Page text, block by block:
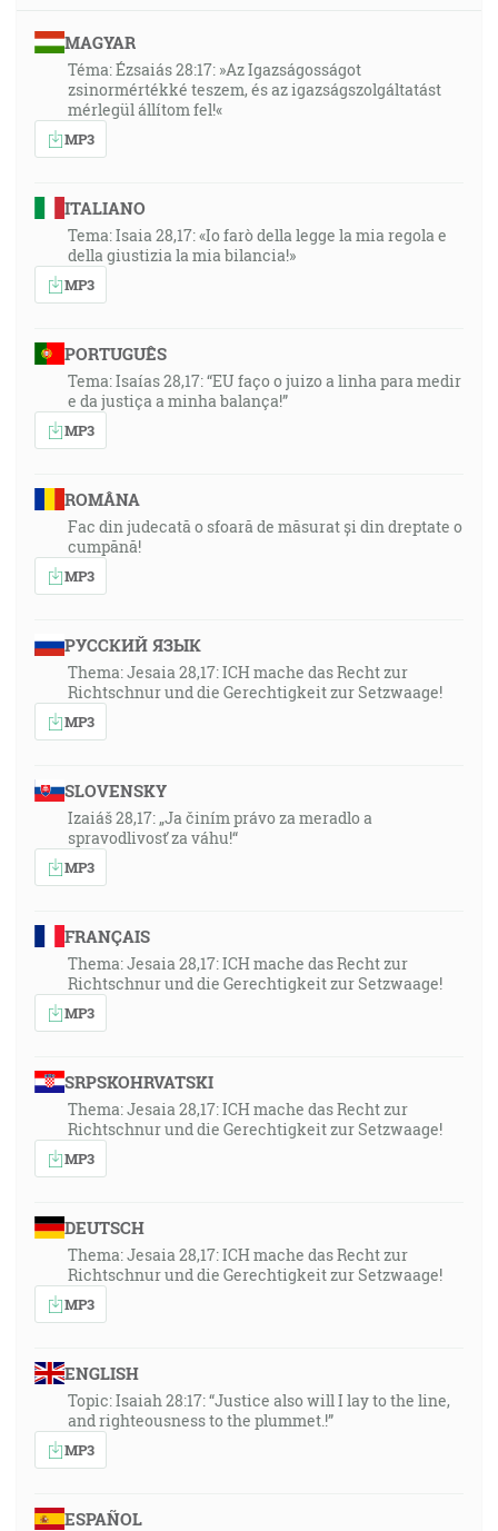
MAGYAR
Téma: Ézsaiás 28:17: »Az Igazságosságot
zsinormértékké teszem, és az igazságszolgáltatást
mérlegül állítom fel!«
MP3
ITALIANO
Tema: Isaia 28,17: «Io farò della legge la mia regola e
della giustizia la mia bilancia!»
MP3
PORTUGUÊS
Tema: Isaías 28,17: “EU faço o juizo a linha para medir
e da justiça a minha balança!”
MP3
ROMÂNA
Fac din judecată o sfoară de măsurat și din dreptate o
cumpănă!
MP3
РУССКИЙ ЯЗЫК
Thema: Jesaia 28,17: ICH mache das Recht zur
Richtschnur und die Gerechtigkeit zur Setzwaage!
MP3
SLOVENSKY
Izaiáš 28,17: „Ja činím právo za meradlo a
spravodlivosť za váhu!“
MP3
FRANÇAIS
Thema: Jesaia 28,17: ICH mache das Recht zur
Richtschnur und die Gerechtigkeit zur Setzwaage!
MP3
SRPSKOHRVATSKI
Thema: Jesaia 28,17: ICH mache das Recht zur
Richtschnur und die Gerechtigkeit zur Setzwaage!
MP3
DEUTSCH
Thema: Jesaia 28,17: ICH mache das Recht zur
Richtschnur und die Gerechtigkeit zur Setzwaage!
MP3
ENGLISH
Topic: Isaiah 28:17: “Justice also will I lay to the line,
and righteousness to the plummet.!”
MP3
ESPAÑOL